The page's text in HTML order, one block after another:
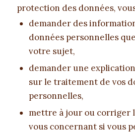
protection des données,
demander des
données personnelles
votre sujet,
demander une
sur le traitement de vos
personnelles,
mettre à jour ou corriger
vous concernant si vous